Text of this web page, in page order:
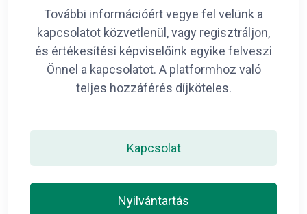
További információért vegye fel velünk a
kapcsolatot közvetlenül, vagy regisztráljon,
és értékesítési képviselőink egyike felveszi
Önnel a kapcsolatot. A platformhoz való
teljes hozzáférés díjköteles.
Kapcsolat
Nyilvántartás